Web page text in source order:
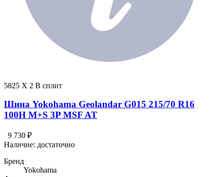
5825 X 2 В сплит
Шина Yokohama Geolandar G015 215/70 R16
100H M+S 3P MSF AT
9 730 ₽
Наличие: достаточно
Бренд
Yokohama